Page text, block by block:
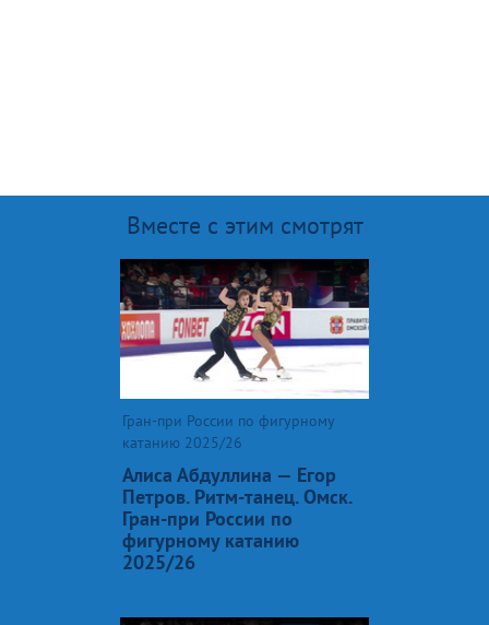
Вместе с этим смотрят
Гран-при России по фигурному
катанию 2025/26
Алиса Абдуллина — Егор
Петров. Ритм-танец. Омск.
Гран-при России по
фигурному катанию
2025/26